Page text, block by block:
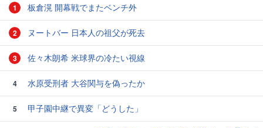
1 板倉滉 開幕戦でまたベンチ外
2 ヌートバー 日本人の祖父が死去
3 佐々木朗希 米球界の冷たい視線
4 水原受刑者 大谷関与を偽ったか
5
甲子園中継で異変「どうした」